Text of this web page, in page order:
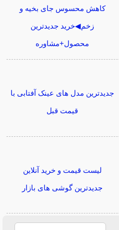
کاهش محسوس جای بخیه و
زخم◀خرید جدیدترین
محصول+مشاوره
جدیدترین مدل های عینک آفتابی با
قیمت قبل
لیست قیمت و خرید آنلاین
جدیدترین گوشی های بازار